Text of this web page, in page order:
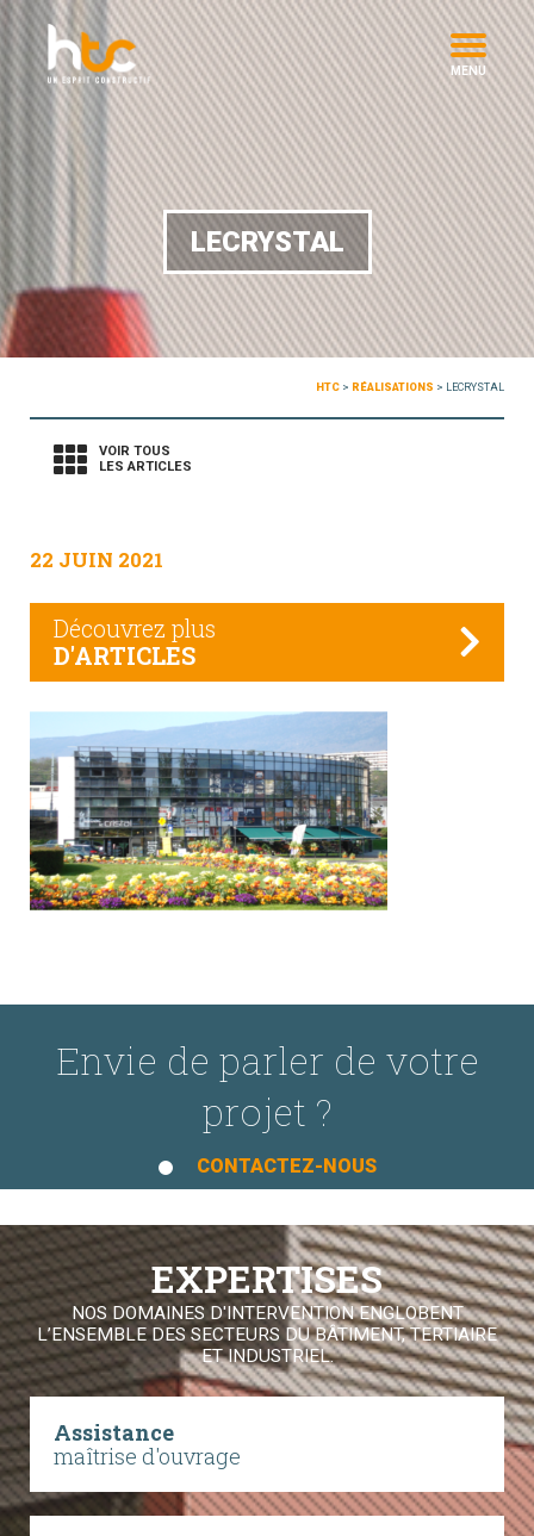
MENU
LECRYSTAL
HTC > RÉALISATIONS > LECRYSTAL
VOIR TOUS
LES ARTICLES
22 JUIN 2021
Découvrez plus
D'ARTICLES
Envie de parler de votre
projet ?
CONTACTEZ-NOUS
EXPERTISES
NOS DOMAINES D'INTERVENTION ENGLOBENT
L’ENSEMBLE DES SECTEURS DU BÂTIMENT, TERTIAIRE
ET INDUSTRIEL.
Assistance
maîtrise d'ouvrage